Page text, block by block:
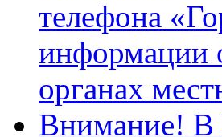
телефона
информации
органах
Внимание! В